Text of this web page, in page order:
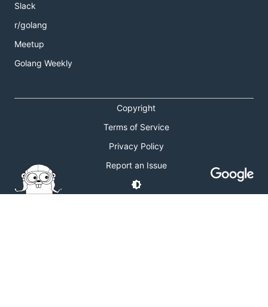
Slack
r/golang
Meetup
Golang Weekly
Copyright
Terms of Service
Privacy Policy
Report an Issue